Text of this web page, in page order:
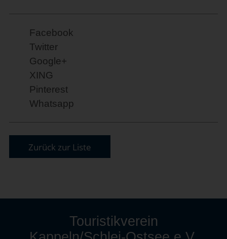
Facebook
Twitter
Google+
XING
Pinterest
Whatsapp
Zurück zur Liste
Touristikverein